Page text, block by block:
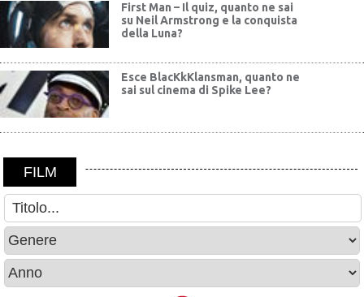
First Man – Il quiz, quanto ne sai
su Neil Armstrong e la conquista
della Luna?
Esce BlacKkKlansman, quanto ne
sai sul cinema di Spike Lee?